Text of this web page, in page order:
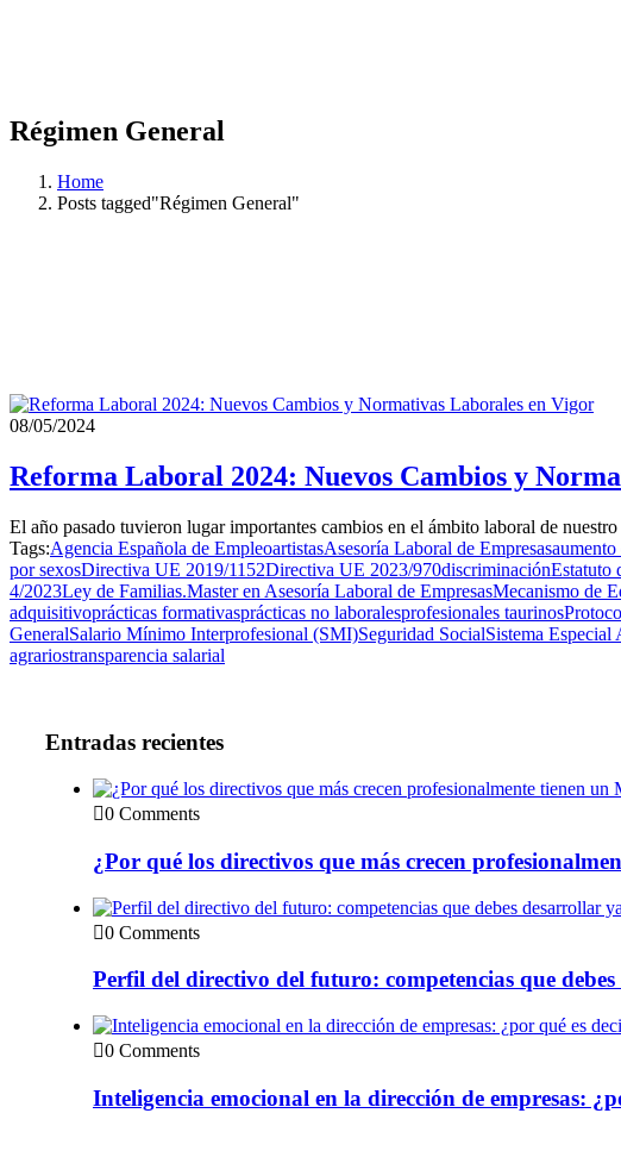
Régimen General
Home
Posts tagged"Régimen General"
08/05/2024
Reforma Laboral 2024: Nuevos Cambios y
El año pasado tuvieron lugar importantes cambios en el ámbito laboral de
Tags:Agencia Española de EmpleoartistasAsesoría Laboral de Empresasaumento
por sexosDirectiva UE 2019/1152Directiva UE 2023/970discriminaciónEstatuto
4/2023Ley de Familias.Master en Asesoría Laboral de EmpresasMecanismo de
adquisitivoprácticas formativasprácticas no laboralesprofesionales taurinos
GeneralSalario Mínimo Interprofesional (SMI)Seguridad SocialSistema Especial
agrariostransparencia salarial
Entradas recientes
0 Comments
¿Por qué los directivos que más crecen
0 Comments
Perfil del directivo del futuro: competencias que
0 Comments
Inteligencia emocional en la dirección de empresas: